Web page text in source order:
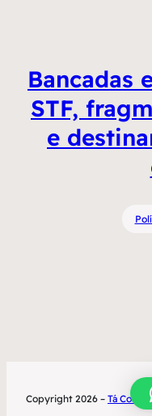
Bancadas
STF,
e
Copyright 2026 – Tá